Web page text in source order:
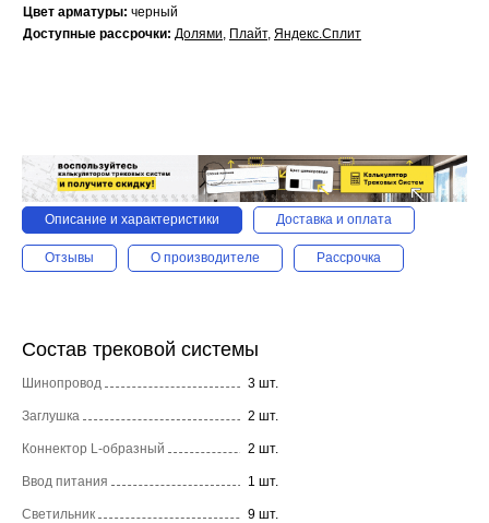
Цвет арматуры: черный
Доступные рассрочки: Долями, Плайт, Яндекс.Сплит
Описание и характеристики Доставка и оплата
Отзывы О производителе Рассрочка
Состав трековой системы
Шинопровод 3 шт.
Заглушка 2 шт.
Коннектор L-образный 2 шт.
Ввод питания 1 шт.
Светильник 9 шт.